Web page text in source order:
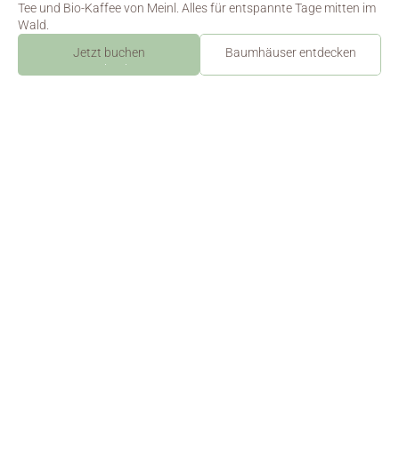
Tee und Bio-Kaffee von Meinl. Alles für entspannte Tage mitten im
Wald.
Jetzt buchen
Jetzt buchen
Baumhäuser entdecken